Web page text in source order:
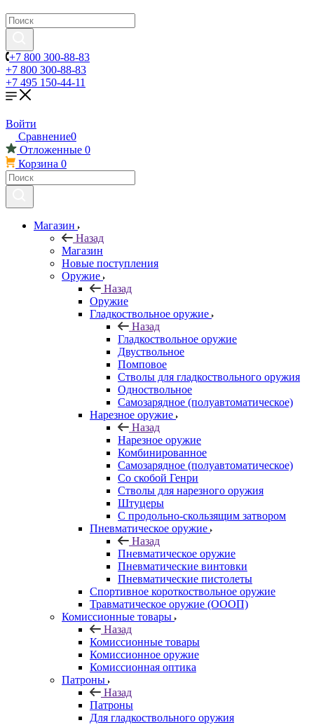
+7 800 300-88-83
+7 800 300-88-83
+7 495 150-44-11
Войти
Сравнение0
Отложенные 0
Корзина 0
Магазин
Назад
Магазин
Новые поступления
Оружие
Назад
Оружие
Гладкоствольное оружие
Назад
Гладкоствольное оружие
Двуствольное
Помповое
Стволы для гладкоствольного оружия
Одноствольное
Самозарядное (полуавтоматическое)
Нарезное оружие
Назад
Нарезное оружие
Комбинированное
Самозарядное (полуавтоматическое)
Со скобой Генри
Стволы для нарезного оружия
Штуцеры
С продольно-скользящим затвором
Пневматическое оружие
Назад
Пневматическое оружие
Пневматические винтовки
Пневматические пистолеты
Спортивное короткоствольное оружие
Травматическое оружие (ОООП)
Комиссионные товары
Назад
Комиссионные товары
Комиссионное оружие
Комиссионная оптика
Патроны
Назад
Патроны
Для гладкоствольного оружия